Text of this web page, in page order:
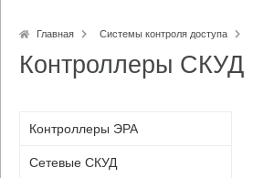
Главная Системы контроля доступа
Контроллеры СКУД
Контроллеры ЭРА
Сетевые СКУД